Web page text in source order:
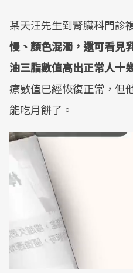
某天汪先生到腎臟科門診
慢、顏色混濁，還可看見
油三脂數值高出正常人十
療數值已經恢復正常，但
能吃月餅了。